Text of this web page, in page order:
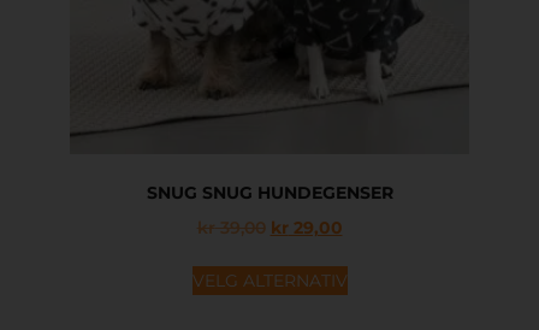
SNUG SNUG HUNDEGENSER
kr39,00 kr29,00
VELG ALTERNATIV